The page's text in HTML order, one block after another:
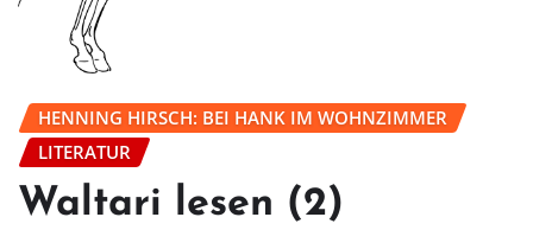
HENNING HIRSCH: BEI HANK IM WOHNZIMMER
LITERATUR
Waltari lesen (2)